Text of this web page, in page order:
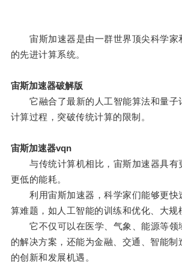
宙斯加速器是由一群世界顶尖科学家
的先进计算系统。
宙斯加速器破解版
它融合了最新的人工智能算法和量子
计算过程，突破传统计算的限制。
宙斯加速器vqn
与传统计算机相比，宙斯加速器具有
更低的能耗。
利用宙斯加速器，科学家们能够更快
算难题，如人工智能的训练和优化、大规
它不仅可以在医学、气象、能源等领
的解决方案，还能为金融、交通、智能制
的创新和发展机遇。